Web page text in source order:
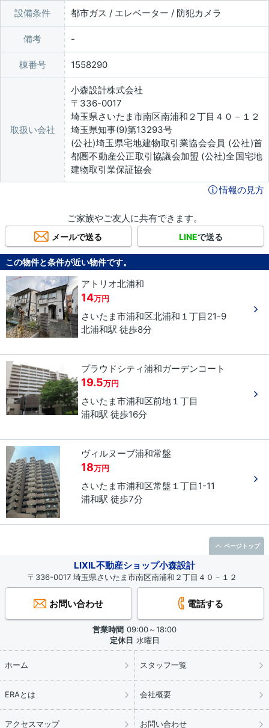
設備条件 都市ガス / エレベーター / 防犯カメラ
備考
棟番号 1558290
取扱い会社
小森設計株式会社
〒336-0017
埼玉県さいたま市南区南浦和２丁目４０－１２
埼玉県知事(9)第13293号
(公社)埼玉県宅地建物取引業協会会員 (公社)首
都圏不動産公正取引協議会加盟 (公社)全国宅地
建物取引業保証協会
情報の見方
ご家族やご友人に共有できます。
メールで送る LINEで送る
この物件と条件が近い物件です。
アトリオ北浦和
14万円
さいたま市浦和区北浦和 １丁目 21-9
北浦和駅 徒歩8分
プラウドシティ浦和ガーデンコート
19.5万円
さいたま市浦和区前地 １丁目
浦和駅 徒歩16分
ヴィルヌーブ浦和常盤
18万円
さいたま市浦和区常盤 １丁目 1-11
浦和駅 徒歩7分
LIXIL不動産ショップ小森設計
〒336-0017 埼玉県さいたま市南区南浦和２丁目４０－１２
お問い合わせ 電話する
営業時間 09:00～18:00
定休日 水曜日
ホーム スタッフ一覧
ERAとは 会社概要
アクセスマップ お問い合わせ
ページトップ